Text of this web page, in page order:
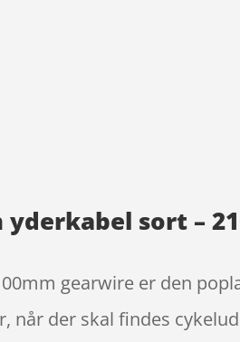
sort –
gearwire er den
når der skal findes